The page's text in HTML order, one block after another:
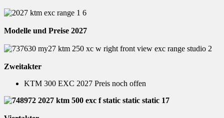
Modelle und Preise 2027
Zweitakter
KTM 300 EXC 2027 Preis noch offen